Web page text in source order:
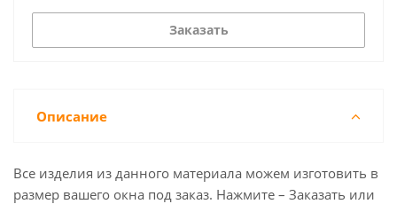
Заказать
Описание
Все изделия из данного материала можем изготовить в
размер вашего окна под заказ. Нажмите – Заказать или